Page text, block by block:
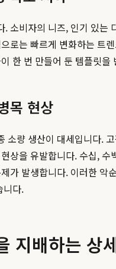
소비자의 니즈, 인기 있
로는 빠르게 변화하는 트
한 번 만들어 둔 템플릿
목 현상
소량 생산이 대세입니다.
상을 유발합니다. 수십,
가 발생합니다. 이러한
니다.
배하는 상